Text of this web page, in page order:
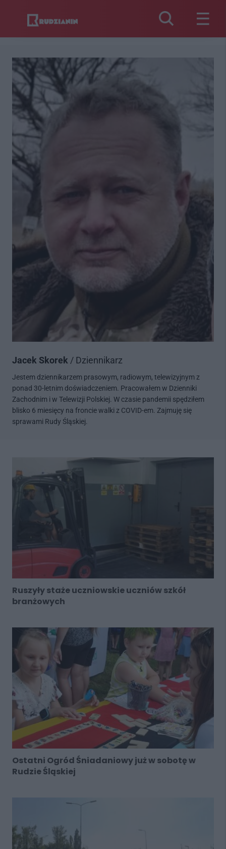
Jacek Skorek / Dziennikarz
Jestem dziennikarzem prasowym, radiowym, telewizyjnym z
ponad 30-letnim doświadczeniem. Pracowałem w Dzienniki
Zachodnim i w Telewizji Polskiej. W czasie pandemii spędziłem
blisko 6 miesięcy na froncie walki z COVID-em. Zajmuję się
sprawami Rudy Śląskiej.
Ruszyły staże uczniowskie uczniów szkół
branżowych
Ostatni Ogród Śniadaniowy już w sobotę w
Rudzie Śląskiej